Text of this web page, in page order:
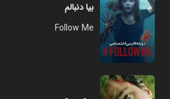
بیا دنبالم
Follow Me